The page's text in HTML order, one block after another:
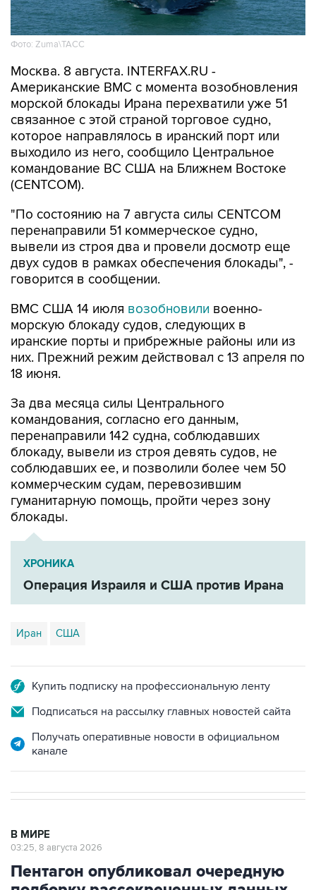
Фото: Zuma\ТАСС
Москва. 8 августа. INTERFAX.RU -
Американские ВМС с момента возобновления
морской блокады Ирана перехватили уже 51
связанное с этой страной торговое судно,
которое направлялось в иранский порт или
выходило из него, сообщило Центральное
командование ВС США на Ближнем Востоке
(CENTCOM).
"По состоянию на 7 августа силы CENTCOM
перенаправили 51 коммерческое судно,
вывели из строя два и провели досмотр еще
двух судов в рамках обеспечения блокады", -
говорится в сообщении.
ВМС США 14 июля возобновили военно-
морскую блокаду судов, следующих в
иранские порты и прибрежные районы или из
них. Прежний режим действовал с 13 апреля по
18 июня.
За два месяца силы Центрального
командования, согласно его данным,
перенаправили 142 судна, соблюдавших
блокаду, вывели из строя девять судов, не
соблюдавших ее, и позволили более чем 50
коммерческим судам, перевозившим
гуманитарную помощь, пройти через зону
блокады.
ХРОНИКА
Операция Израиля и США против Ирана
Иран США
Купить подписку на профессиональную ленту
Подписаться на рассылку главных новостей сайта
Получать оперативные новости в официальном
канале
В МИРЕ
03:25, 8 августа 2026
Пентагон опубликовал очередную